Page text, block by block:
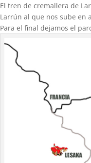
El tren de cremallera de
Larrún al que nos sube en
Para el final dejamos el